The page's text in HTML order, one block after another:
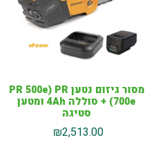
מסור גיזום נטען PR 500e) PR
700e) + סוללה 4Ah ומטען
סטיגה
₪2,513.00